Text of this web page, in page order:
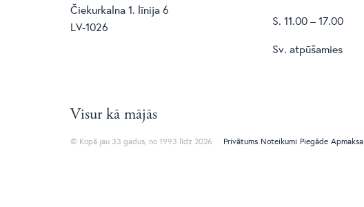
Čiekurkalna 1. līnija 6
LV-1026
S. 11.00 – 17.00
Sv. atpūšamies
Visur kā mājās
© Kopā jau 33 gadus, no 1993 līdz 2026 Privātums Noteikumi Piegāde Apmaksa